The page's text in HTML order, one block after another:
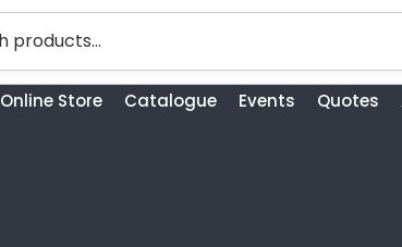
Online Store Catalogue Events Quotes